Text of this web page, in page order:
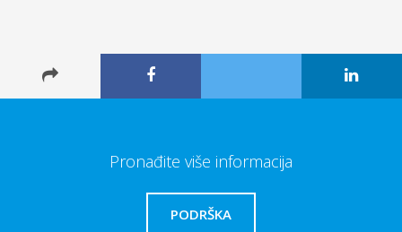
Pronađite više informacija
PODRŠKA